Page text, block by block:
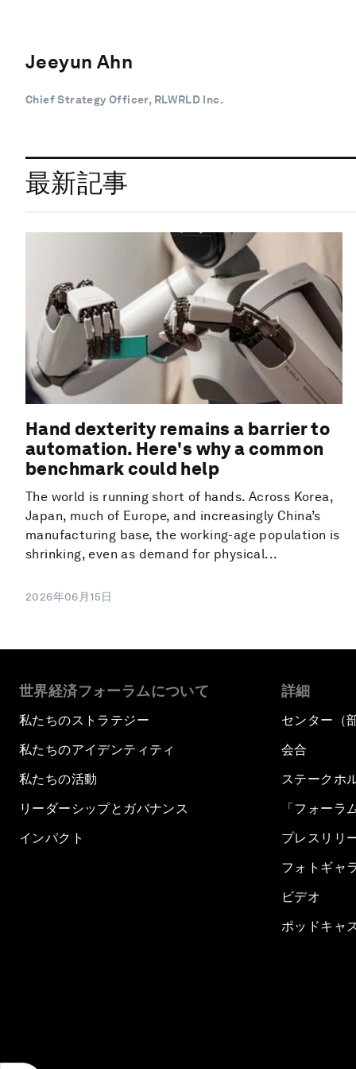
Jeeyun Ahn
Chief Strategy Officer, RLWRLD Inc.
最新記事
Hand dexterity remains a barrier to
automation. Here's why a common
benchmark could help
The world is running short of hands. Across Korea,
Japan, much of Europe, and increasingly China’s
manufacturing base, the working-age population is
shrinking, even as demand for physical...
2026年06月15日
世界経済フォーラムについて
私たちのストラテジー
私たちのアイデンティティ
私たちの活動
リーダーシップとガバナンス
インパクト
詳細
センター（
会合
ステークホ
「フォーラ
プレスリリ
フォトギャ
ビデオ
ポッドキャ